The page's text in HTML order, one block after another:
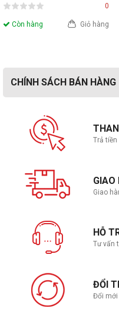
và nhiều hơn nữa.
Bạn cũng có thể chơi
Kết nối với bạn bè
0
Còn hàng Giỏ hàng
CHÍNH SÁCH BÁN HÀNG
Trả tiền
GIAO
Giao
HỖ
Tư vấn
ĐỔI
Đổi mới